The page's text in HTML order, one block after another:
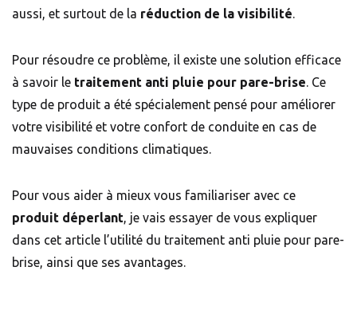
aussi, et surtout de la réduction de la visibilité.
Pour résoudre ce problème, il existe une solution efficace
à savoir le traitement anti pluie pour pare-brise. Ce
type de produit a été spécialement pensé pour améliorer
votre visibilité et votre confort de conduite en cas de
mauvaises conditions climatiques.
Pour vous aider à mieux vous familiariser avec ce
produit déperlant, je vais essayer de vous expliquer
dans cet article l’utilité du traitement anti pluie pour pare-
brise, ainsi que ses avantages.